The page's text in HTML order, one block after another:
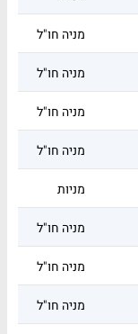
מניה חו"ל
מניה חו"ל
מניה חו"ל
מניה חו"ל
מניות
מניה חו"ל
מניה חו"ל
מניה חו"ל